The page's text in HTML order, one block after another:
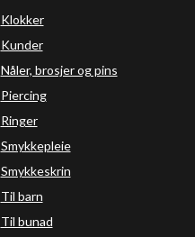
Klokker
Kunder
Nåler, brosjer og pins
Piercing
Ringer
Smykkepleie
Smykkeskrin
Til barn
Til bunad